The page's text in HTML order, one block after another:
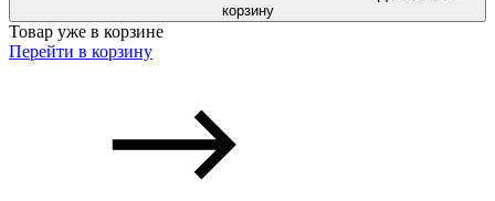
корзину
Товар уже в корзине
Перейти в корзину